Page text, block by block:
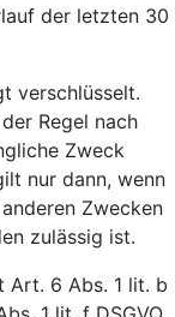
der letzten 30
verschlüsselt.
Regel nach
Zweck
nur dann, wenn
Zwecken
zulässig ist.
Art. 6 Abs. 1 lit. b